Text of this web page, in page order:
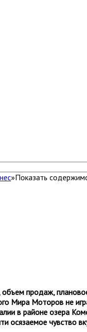
»Показать
продаж,
Мира Моторов не
в районе озера
осязаемое чувство